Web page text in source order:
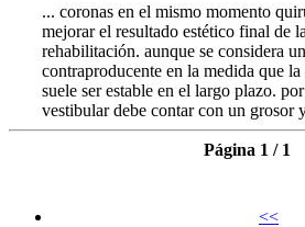
... coronas en el mismo momento
mejorar el resultado estético final de la
rehabilitación. aunque se considera
contraproducente en la medida que
suele ser estable en el largo plazo.
vestibular debe contar con un grosor
Página 1 / 1
<<